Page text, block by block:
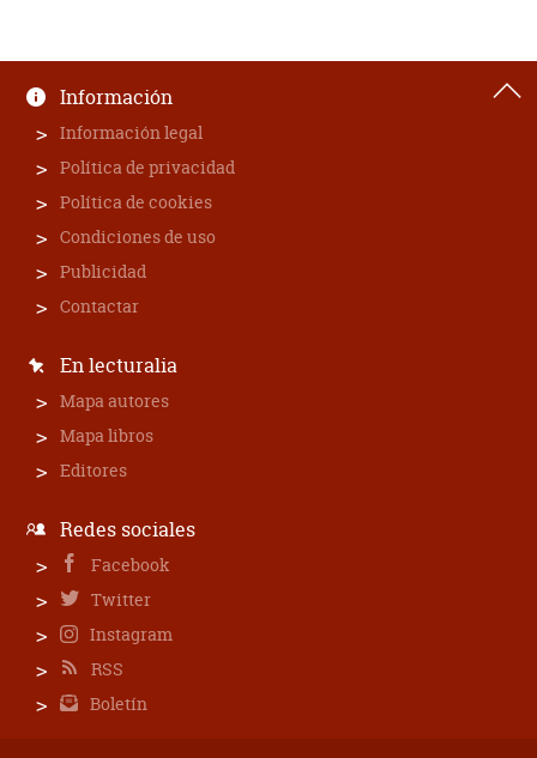
Información
Información legal
Política de privacidad
Política de cookies
Condiciones de uso
Publicidad
Contactar
En lecturalia
Mapa autores
Mapa libros
Editores
Redes sociales
Facebook
Twitter
Instagram
RSS
Boletín